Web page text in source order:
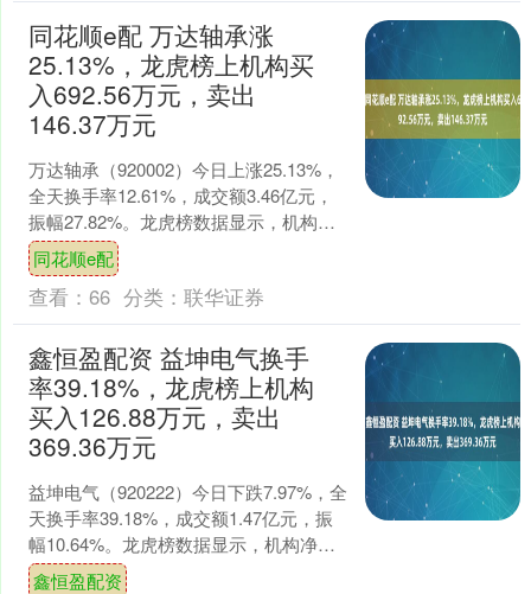
同花顺e配 万达轴承涨
25.13%，龙虎榜上机构买
入692.56万元，卖出
146.37万元
万达轴承（920002）今日上涨25.13%，
全天换手率12.61%，成交额3.46亿元，
振幅27.82%。龙虎榜数据显示，机构净
买入546.18万元，营业部席....
同花顺e配
查看： 66 分类： 联华证券
鑫恒盈配资 益坤电气换手
率39.18%，龙虎榜上机构
买入126.88万元，卖出
369.36万元
益坤电气（920222）今日下跌7.97%，全
天换手率39.18%，成交额1.47亿元，振
幅10.64%。龙虎榜数据显示，机构净卖
出242.48万元，营业部席位....
鑫恒盈配资